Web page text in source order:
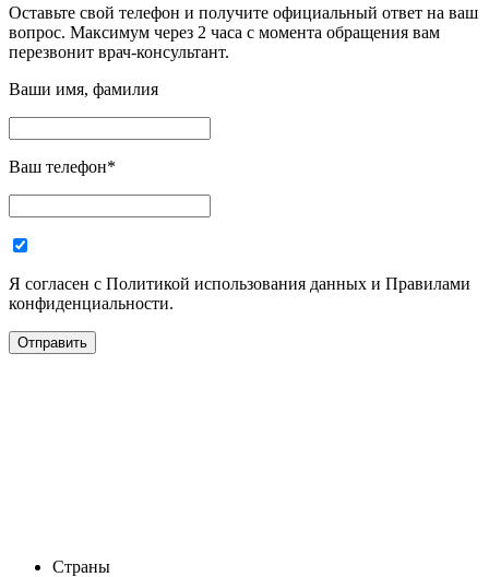
Оставьте свой телефон и получите официальный ответ на ваш
вопрос. Максимум через 2 часа с момента обращения вам
перезвонит врач-консультант.
Ваши имя, фамилия
Ваш телефон*
Я согласен с Политикой использования данных и Правилами
конфиденциальности.
Страны